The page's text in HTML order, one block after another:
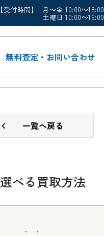
【受付時間】 月～金 10:00～18:00
土曜日 10:00～16:00
無料査定・お問い合わせ
一覧へ戻る
選べる買取方法